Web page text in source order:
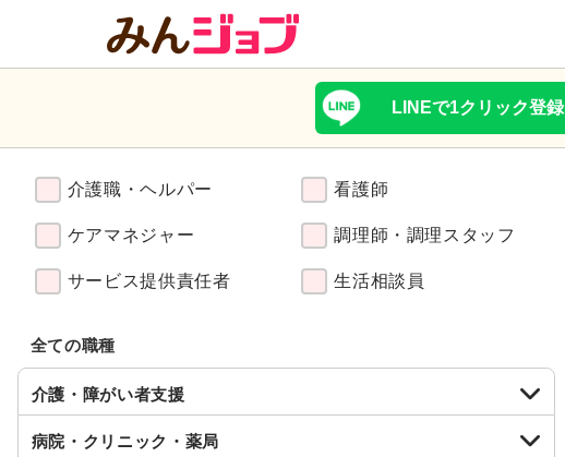
LINEで1クリック登録
介護職・ヘルパー 看護師
ケアマネジャー 調理師・調理スタッフ
サービス提供責任者 生活相談員
全ての職種
介護・障がい者支援
病院・クリニック・薬局